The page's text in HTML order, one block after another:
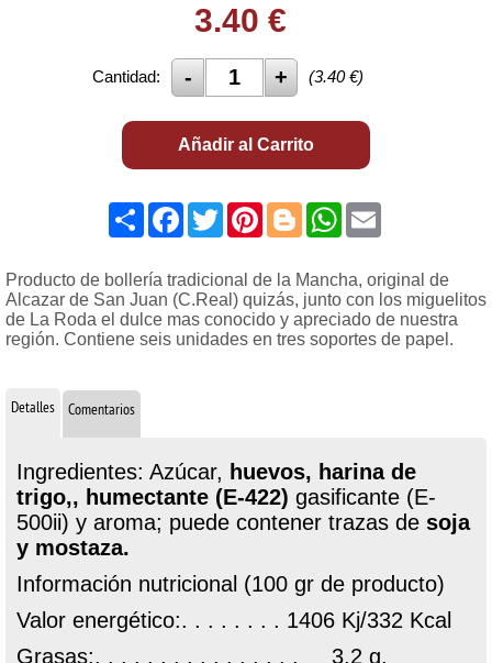
3.40 €
Cantidad: (3.40€)
Añadir al Carrito
ShareFacebook
TwitterPinterest
BloggerWhatsApp
Producto de bollería tradicional de la Mancha, original de
Alcazar de San Juan (C.Real) quizás, junto con los miguelitos
de La Roda el dulce mas conocido y apreciado de nuestra
región. Contiene seis unidades en tres soportes de papel.
Detalles Comentarios
Ingredientes: Azúcar, huevos, harina de
trigo,, humectante (E-422) gasificante (E-
500ii) y aroma; puede contener trazas de soja
y mostaza.
Información nutricional (100 gr de producto)
Valor energético:. . . . . . . . 1406 Kj/332 Kcal
Grasas:. . . . . . . . . . . . . . . . 3,2 g.